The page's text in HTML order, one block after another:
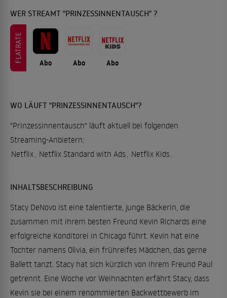
WER STREAMT "PRINZESSINNENTAUSCH" ?
FLATRATE Abo Abo Abo
WO LÄUFT "PRINZESSINNENTAUSCH"?
"Prinzessinnentausch" läuft aktuell bei folgenden
Streaming-Anbietern:
Netflix Netflix Standard with Ads Netflix Kids
INHALTSBESCHREIBUNG
Stacy DeNovo ist eine talentierte, junge Bäckerin, die
zusammen mit ihrem besten Freund Kevin Richards eine
erfolgreiche Konditorei in Chicago führt. Kevin hat eine
Tochter namens Olivia, ein frühreifes Mädchen, das gerne
Ballett tanzt. Stacy hat sich kürzlich von ihrem Freund Paul
getrennt. Eine Woche vor Weihnachten erfährt Stacy, dass
Kevin sie bei einem renommierten Backwettbewerb im